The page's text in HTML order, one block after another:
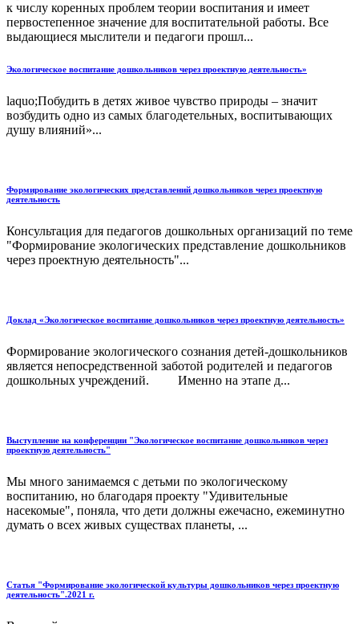
к числу коренных проблем теории воспитания и имеет
первостепенное значение для воспитательной работы. Все
выдающиеся мыслители и педагоги прошл...
Экологическое воспитание дошкольников через проектную деятельность»
laquo;Побудить в детях живое чувство природы – значит
возбудить одно из самых благодетельных, воспитывающих
душу влияний»...
Формирование экологических представлений дошкольников через проектную
деятельность
Консультация для педагогов дошкольных организаций по теме
"Формирование экологических представление дошкольников
через проектную деятельность"...
Доклад «Экологическое воспитание дошкольников через проектную деятельность»
Формирование экологического сознания детей-дошкольников
является непосредственной заботой родителей и педагогов
дошкольных учреждений. Именно на этапе д...
Выступление на конференции "Экологическое воспитание дошкольников через
проектную деятельность"
Мы много занимаемся с детьми по экологическому
воспитанию, но благодаря проекту "Удивительные
насекомые", поняла, что дети должны ежечасно, ежеминутно
думать о всех живых существах планеты, ...
Статья "Формирование экологической культуры дошкольников через проектную
деятельность".2021 г.